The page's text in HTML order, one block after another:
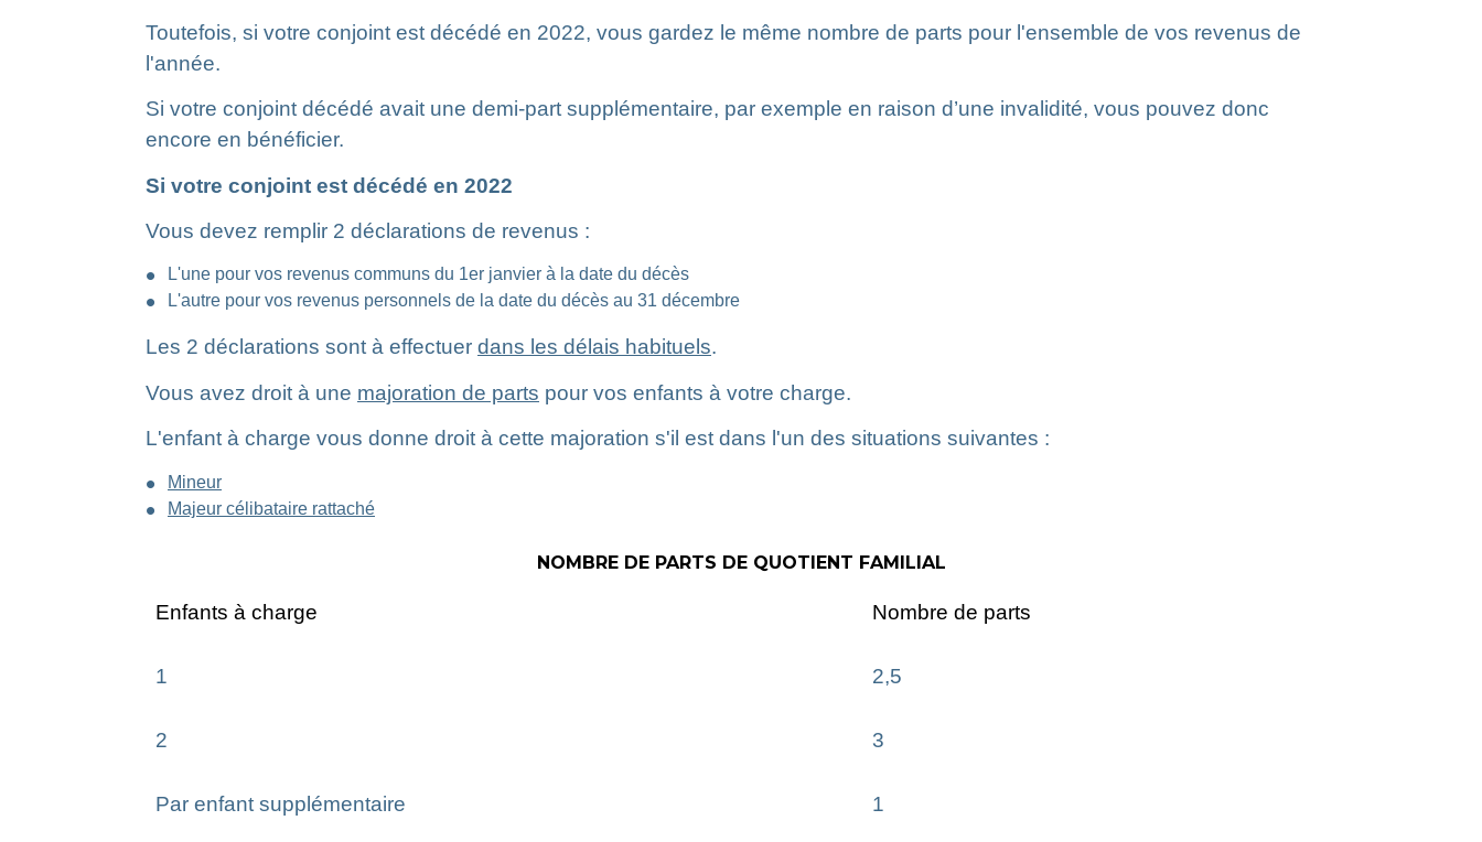
Toutefois, si votre conjoint est décédé en 2022, vous gardez le même nombre de parts pour l'ensemble de vos revenus de
l'année.
Si votre conjoint décédé avait une demi-part supplémentaire, par exemple en raison d’une invalidité, vous pouvez donc
encore en bénéficier.
Si votre conjoint est décédé en 2022
Vous devez remplir 2 déclarations de revenus :
L'une pour vos revenus communs du 1er janvier à la date du décès
L'autre pour vos revenus personnels de la date du décès au 31 décembre
Les 2 déclarations sont à effectuer dans les délais habituels.
Vous avez droit à une majoration de parts pour vos enfants à votre charge.
L'enfant à charge vous donne droit à cette majoration s'il est dans l'un des situations suivantes :
Mineur
Majeur célibataire rattaché
NOMBRE DE PARTS DE QUOTIENT FAMILIAL
Enfants à charge Nombre de parts
1 2,5
2 3
Par enfant supplémentaire 1